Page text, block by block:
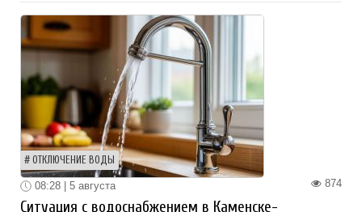
ОТКЛЮЧЕНИЕ ВОДЫ
874
08:28 | 5 августа
Ситуация с водоснабжением в Каменске-